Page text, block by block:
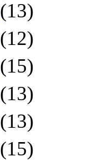
(13)
(12)
(15)
(13)
(13)
(15)